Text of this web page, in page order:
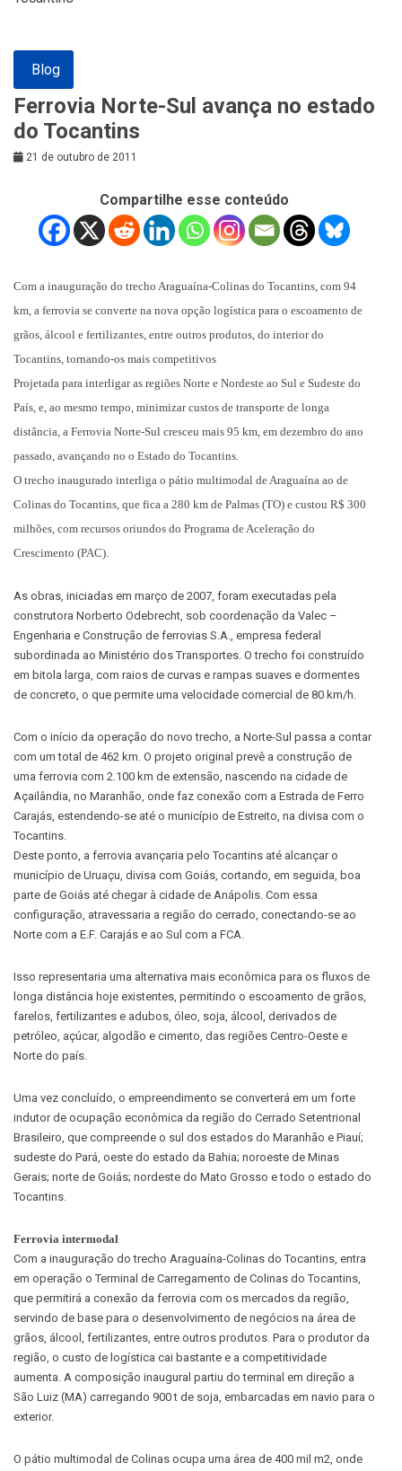
Blog
Ferrovia Norte-Sul avança no estado
do Tocantins
21 de outubro de 2011
Compartilhe esse conteúdo
Com a inauguração do trecho Araguaína-Colinas do Tocantins, com 94
km, a ferrovia se converte na nova opção logística para o escoamento de
grãos, álcool e fertilizantes, entre outros produtos, do interior do
Tocantins, tornando-os mais competitivos
Projetada para interligar as regiões Norte e Nordeste ao Sul e Sudeste do
País, e, ao mesmo tempo, minimizar custos de transporte de longa
distância, a Ferrovia Norte-Sul cresceu mais 95 km, em dezembro do ano
passado, avançando no o Estado do Tocantins.
O trecho inaugurado interliga o pátio multimodal de Araguaína ao de
Colinas do Tocantins, que fica a 280 km de Palmas (TO) e custou R$ 300
milhões, com recursos oriundos do Programa de Aceleração do
Crescimento (PAC).
As obras, iniciadas em março de 2007, foram executadas pela
construtora Norberto Odebrecht, sob coordenação da Valec –
Engenharia e Construção de ferrovias S.A., empresa federal
subordinada ao Ministério dos Transportes. O trecho foi construído
em bitola larga, com raios de curvas e rampas suaves e dormentes
de concreto, o que permite uma velocidade comercial de 80 km/h.
Com o início da operação do novo trecho, a Norte-Sul passa a contar
com um total de 462 km. O projeto original prevê a construção de
uma ferrovia com 2.100 km de extensão, nascendo na cidade de
Açailândia, no Maranhão, onde faz conexão com a Estrada de Ferro
Carajás, estendendo-se até o município de Estreito, na divisa com o
Tocantins.
Deste ponto, a ferrovia avançaria pelo Tocantins até alcançar o
município de Uruaçu, divisa com Goiás, cortando, em seguida, boa
parte de Goiás até chegar à cidade de Anápolis. Com essa
configuração, atravessaria a região do cerrado, conectando-se ao
Norte com a E.F. Carajás e ao Sul com a FCA.
Isso representaria uma alternativa mais econômica para os fluxos de
longa distância hoje existentes, permitindo o escoamento de grãos,
farelos, fertilizantes e adubos, óleo, soja, álcool, derivados de
petróleo, açúcar, algodão e cimento, das regiões Centro-Oeste e
Norte do país.
Uma vez concluído, o empreendimento se converterá em um forte
indutor de ocupação econômica da região do Cerrado Setentrional
Brasileiro, que compreende o sul dos estados do Maranhão e Piauí;
sudeste do Pará, oeste do estado da Bahia; noroeste de Minas
Gerais; norte de Goiás; nordeste do Mato Grosso e todo o estado do
Tocantins.
Ferrovia intermodal
Com a inauguração do trecho Araguaína-Colinas do Tocantins, entra
em operação o Terminal de Carregamento de Colinas do Tocantins,
que permitirá a conexão da ferrovia com os mercados da região,
servindo de base para o desenvolvimento de negócios na área de
grãos, álcool, fertilizantes, entre outros produtos. Para o produtor da
região, o custo de logística cai bastante e a competitividade
aumenta. A composição inaugural partiu do terminal em direção a
São Luiz (MA) carregando 900 t de soja, embarcadas em navio para o
exterior.
O pátio multimodal de Colinas ocupa uma área de 400 mil m2, onde